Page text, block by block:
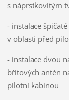
s náprstkovitým
- instalace
v oblasti před
- instalace dvou
břitových antén
pilotní kabinou